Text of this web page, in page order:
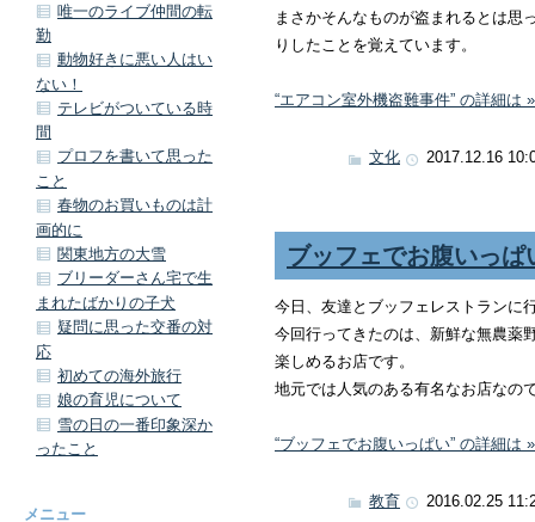
まさかそんなものが盗まれるとは思
りしたことを覚えています。
“エアコン室外機盗難事件” の詳細は »
文化 2017.12.16
ブッフェでお腹いっぱ
今日、友達とブッフェレストランに
今回行ってきたのは、新鮮な無農薬
楽しめるお店です。
地元では人気のある有名なお店なの
“ブッフェでお腹いっぱい” の詳細は »
教育 2016.02.25
唯一のライブ仲間の転
勤
動物好きに悪い人はい
ない！
テレビがついている時
間
プロフを書いて思った
こと
春物のお買いものは計
画的に
関東地方の大雪
ブリーダーさん宅で生
まれたばかりの子犬
疑問に思った交番の対
応
初めての海外旅行
娘の育児について
雪の日の一番印象深か
ったこと
メニュー